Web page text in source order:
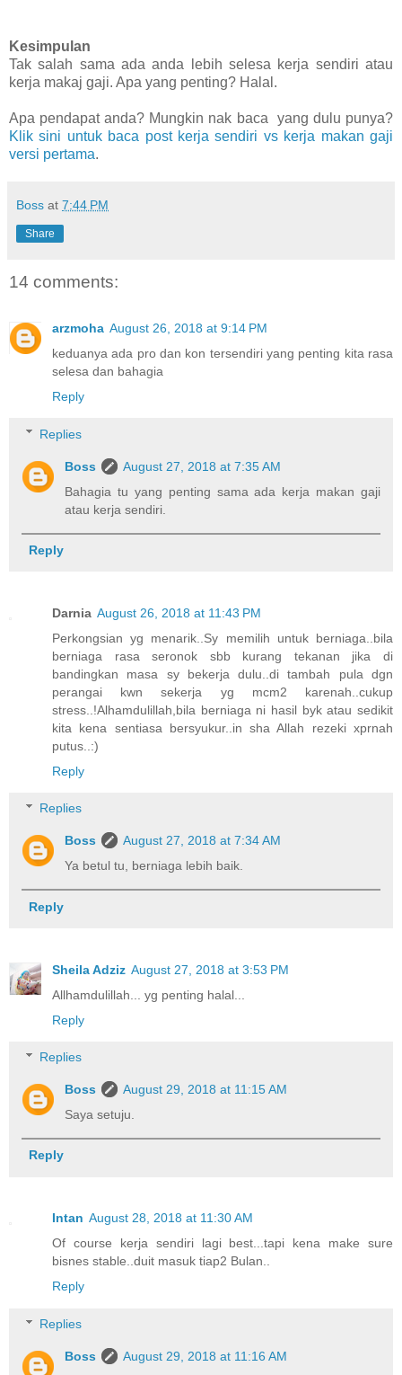
Kesimpulan
Tak salah sama ada anda lebih selesa kerja sendiri atau
kerja makaj gaji. Apa yang penting? Halal.
Apa pendapat anda? Mungkin nak baca yang dulu punya?
Klik sini untuk baca post kerja sendiri vs kerja makan gaji
versi pertama.
Boss at 7:44 PM
Share
14 comments:
arzmoha August 26, 2018 at 9:14 PM
keduanya ada pro dan kon tersendiri yang penting kita rasa
selesa dan bahagia
Reply
Replies
Boss
August 27, 2018 at 7:35 AM
Bahagia tu yang penting sama ada kerja makan gaji
atau kerja sendiri.
Reply
Darnia August 26, 2018 at 11:43 PM
Perkongsian yg menarik..Sy memilih untuk berniaga..bila
berniaga rasa seronok sbb kurang tekanan jika di
bandingkan masa sy bekerja dulu..di tambah pula dgn
perangai kwn sekerja yg mcm2 karenah..cukup
stress..!Alhamdulillah,bila berniaga ni hasil byk atau sedikit
kita kena sentiasa bersyukur..in sha Allah rezeki xprnah
putus..:)
Reply
Replies
Boss
August 27, 2018 at 7:34 AM
Ya betul tu, berniaga lebih baik.
Reply
Sheila Adziz August 27, 2018 at 3:53 PM
Allhamdulillah... yg penting halal...
Reply
Replies
Boss
August 29, 2018 at 11:15 AM
Saya setuju.
Reply
Intan August 28, 2018 at 11:30 AM
Of course kerja sendiri lagi best...tapi kena make sure
bisnes stable..duit masuk tiap2 Bulan..
Reply
Replies
Boss
August 29, 2018 at 11:16 AM